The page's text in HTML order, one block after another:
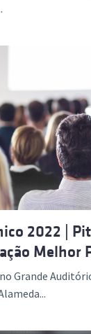
2022 |
Melhor
Grande